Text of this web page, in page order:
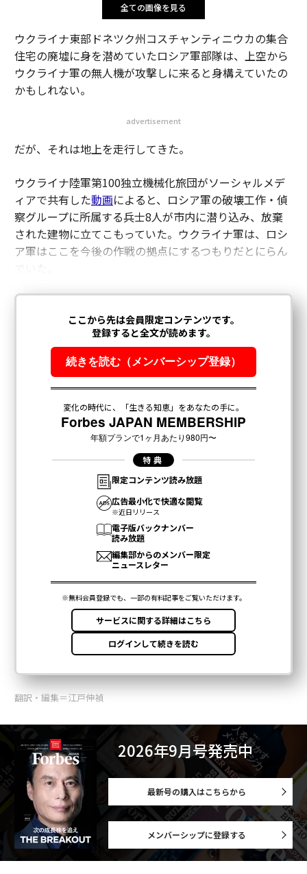
全ての画像を見る
ウクライナ東部ドネツク州コスチャンティニウカの集合
住宅の廃墟に身を潜めていたロシア軍部隊は、上空から
ウクライナ軍の無人機が攻撃しに来ると身構えていたの
かもしれない。
advertisement
だが、それは地上を走行してきた。
ウクライナ陸軍第100独立機械化旅団がソーシャルメデ
ィアで共有した動画によると、ロシア軍の破壊工作・偵
察グループに所属する兵士8人が市内に潜り込み、放棄
された建物に立てこもっていた。ウクライナ軍は、ロシ
ア軍はここを今後の作戦の拠点にするつもりだとにらん
翻訳・編集＝江戸伸禎
2026年9月号発売中
最新号の購入はこちらから
メンバーシップに登録する